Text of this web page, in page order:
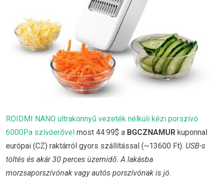
ROIDMI NANO ultrakönnyű vezeték nélküli kézi porszívó
6000Pa szívóerővel most 44.99$ a BGCZNAMUR kuponnal
európai (CZ) raktárról gyors szállítással (~13600 Ft). USB-s
töltés és akár 30 perces üzemidő. A lakásba
morzsaporszívónak vagy autós porszívónak is jó.